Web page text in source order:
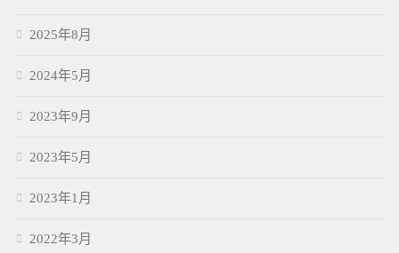
2025年8月
2024年5月
2023年9月
2023年5月
2023年1月
2022年3月